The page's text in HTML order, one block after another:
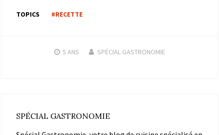
TOPICS #RECETTE
5 ANS SPÉCIAL GASTRONOMIE
SPÉCIAL GASTRONOMIE